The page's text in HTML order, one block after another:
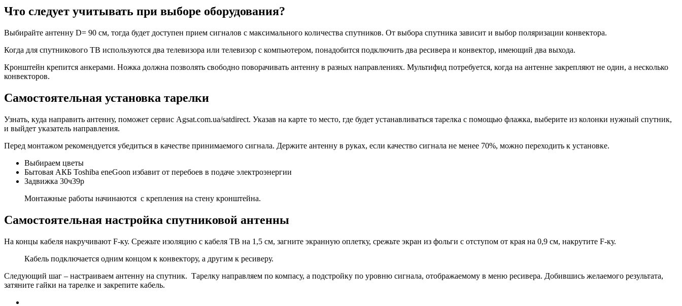
Что следует учитывать при выборе оборудования?
Выбирайте антенну D= 90 см, тогда будет доступен прием сигналов с максимального количества спутников. От выбора спутника зависит и выбор поляризации конвектора.
Когда для спутникового ТВ используются два телевизора или телевизор с компьютером, понадобится подключить два ресивера и конвектор, имеющий два выхода.
Кронштейн крепится анкерами. Ножка должна позволять свободно поворачивать антенну в разных направлениях. Мультифид потребуется, когда на антенне закрепляют не один, а несколько
конвекторов.
Самостоятельная установка тарелки
Узнать, куда направить антенну, поможет сервис Agsat.com.ua/satdirect. Указав на карте то место, где будет устанавливаться тарелка с помощью флажка, выберите из колонки нужный спутник,
и выйдет указатель направления.
Перед монтажом рекомендуется убедиться в качестве принимаемого сигнала. Держите антенну в руках, если качество сигнала не менее 70%, можно переходить к установке.
Выбираем цветы
Бытовая АКБ Toshiba eneGoon избавит от перебоев в подаче электроэнергии
Задвижка 30ч39р
Монтажные работы начинаются с крепления на стену кронштейна.
Самостоятельная настройка спутниковой антенны
На концы кабеля накручивают F-ку. Срежьте изоляцию с кабеля ТВ на 1,5 см, загните экранную оплетку, срежьте экран из фольги с отступом от края на 0,9 см, накрутите F-ку.
Кабель подключается одним концом к конвектору, а другим к ресиверу.
Следующий шаг – настраиваем антенну на спутник. Тарелку направляем по компасу, а подстройку по уровню сигнала, отображаемому в меню ресивера. Добившись желаемого результата,
затяните гайки на тарелке и закрепите кабель.